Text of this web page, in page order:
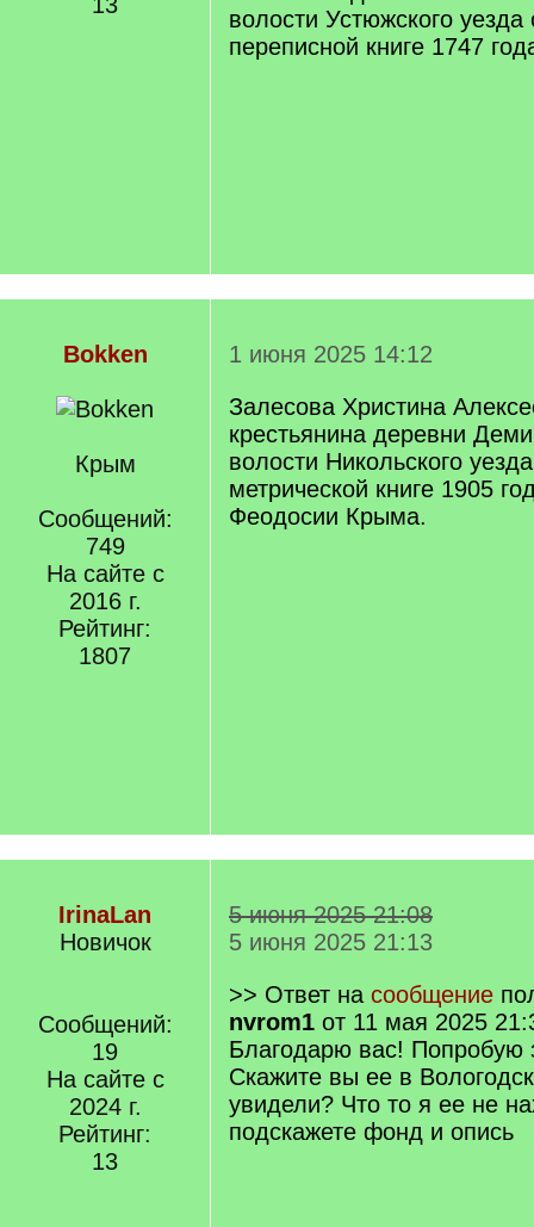
волости Устюжского уезда
переписной книге 1747
Bokken
Крым
Сообщений:
749
На сайте с
2016 г.
Рейтинг:
1807
1 июня 2025 14:12
Залесова Христина
крестьянина деревни
волости Никольского
метрической книге 1905
Феодосии Крыма.
IrinaLan
Новичок
Сообщений:
19
На сайте с
2024 г.
Рейтинг:
13
5 июня 2025 21:08
5 июня 2025 21:13
>> Ответ на сообщение
nvrom1 от 11 мая 2025
Благодарю вас! Попробую
Скажите вы ее в
увидели? Что то я ее не
подскажете фонд и опись